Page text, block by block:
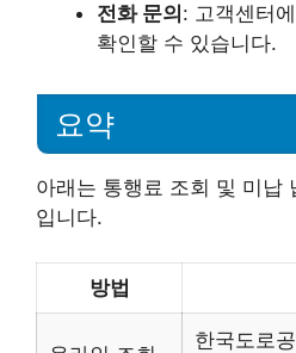
전화 문의 : 고객센터
확인할 수 있습니다.
요약
아래는 통행료 조회 및 미납
입니다.
방법
한국도로